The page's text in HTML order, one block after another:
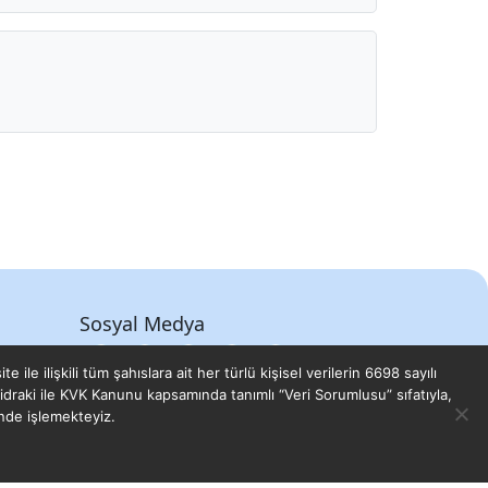
Sosyal Medya
ile ilişkili tüm şahıslara ait her türlü kişisel verilerin 6698 sayılı
ile KVK Kanunu kapsamında tanımlı “Veri Sorumlusu” sıfatıyla,
işlemekteyiz.